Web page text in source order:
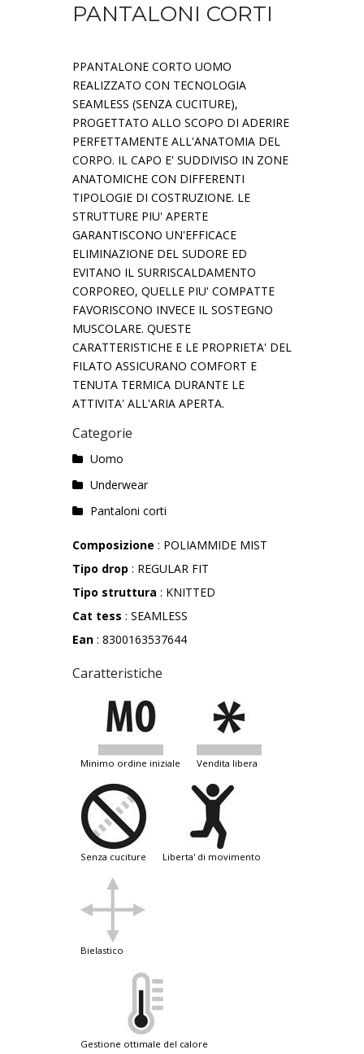
PANTALONI CORTI
PPANTALONE CORTO UOMO
REALIZZATO CON TECNOLOGIA
SEAMLESS (SENZA CUCITURE),
PROGETTATO ALLO SCOPO DI ADERIRE
PERFETTAMENTE ALL'ANATOMIA DEL
CORPO. IL CAPO E' SUDDIVISO IN ZONE
ANATOMICHE CON DIFFERENTI
TIPOLOGIE DI COSTRUZIONE. LE
STRUTTURE PIU' APERTE
GARANTISCONO UN'EFFICACE
ELIMINAZIONE DEL SUDORE ED
EVITANO IL SURRISCALDAMENTO
CORPOREO, QUELLE PIU' COMPATTE
FAVORISCONO INVECE IL SOSTEGNO
MUSCOLARE. QUESTE
CARATTERISTICHE E LE PROPRIETA' DEL
FILATO ASSICURANO COMFORT E
TENUTA TERMICA DURANTE LE
ATTIVITA' ALL'ARIA APERTA.
Categorie
Uomo
Underwear
Pantaloni corti
Composizione : POLIAMMIDE MIST
Tipo drop : REGULAR FIT
Tipo struttura : KNITTED
Cat tess : SEAMLESS
Ean : 8300163537644
Caratteristiche
minimo ordine iniziale vendita libera
senza cuciture liberta' di movimento
bielastico
gestione ottimale del calore